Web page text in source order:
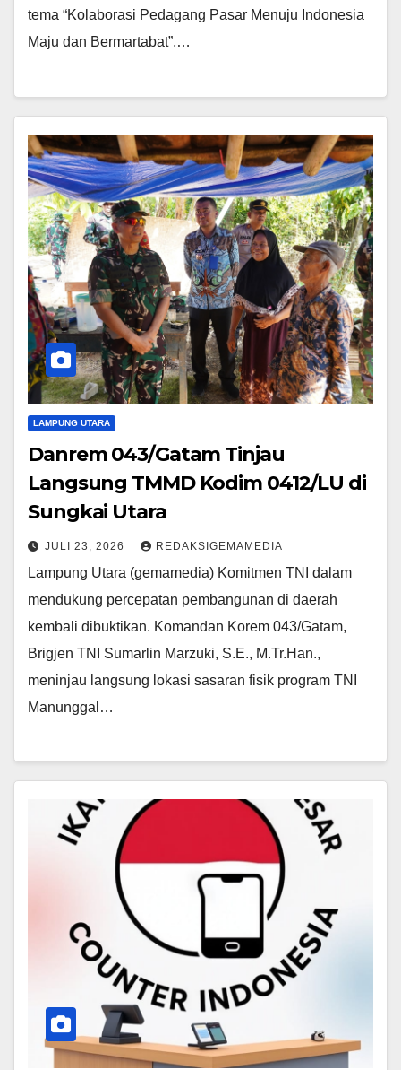
tema “Kolaborasi Pedagang Pasar Menuju Indonesia
Maju dan Bermartabat”,…
LAMPUNG UTARA
Danrem 043/Gatam Tinjau
Langsung TMMD Kodim 0412/LU di
Sungkai Utara
JULI 23, 2026 REDAKSIGEMAMEDIA
Lampung Utara (gemamedia) Komitmen TNI dalam
mendukung percepatan pembangunan di daerah
kembali dibuktikan. Komandan Korem 043/Gatam,
Brigjen TNI Sumarlin Marzuki, S.E., M.Tr.Han.,
meninjau langsung lokasi sasaran fisik program TNI
Manunggal…